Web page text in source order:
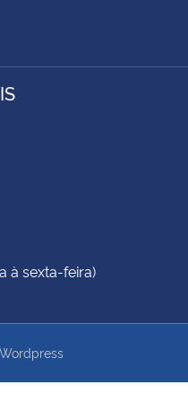
à sexta-feira)
Wordpress